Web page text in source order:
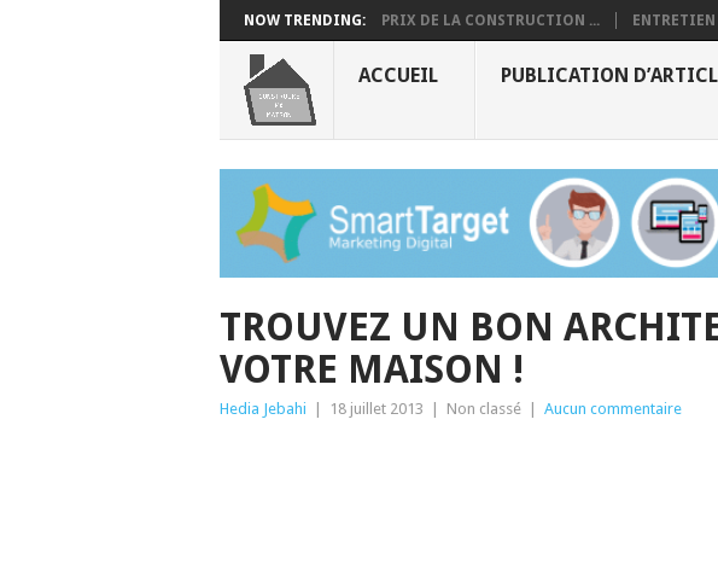
NOW TRENDING: PRIX DE LA CONSTRUCTION ...
ACCUEIL PUBLICATION
TROUVEZ UN BON
VOTRE MAISON !
Hedia Jebahi 18 juillet 2013 Non classé Aucun commentaire